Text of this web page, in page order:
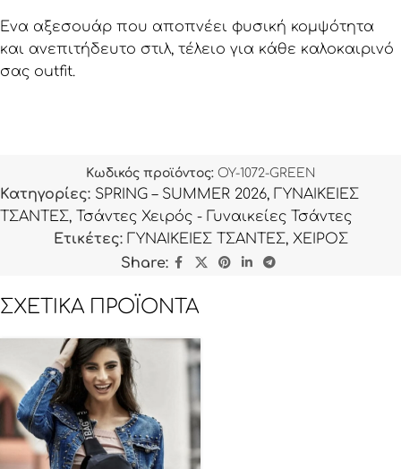
Ένα αξεσουάρ που αποπνέει φυσική κομψότητα
και ανεπιτήδευτο στιλ, τέλειο για κάθε καλοκαιρινό
σας outfit.
Κωδικός προϊόντος: OY-1072-GREEN
Κατηγορίες: SPRING – SUMMER 2026, ΓΥΝΑΙΚΕΙΕΣ
ΤΣΑΝΤΕΣ, Τσάντες Χειρός - Γυναικείες Τσάντες
Ετικέτες: ΓΥΝΑΙΚΕΙΕΣ ΤΣΑΝΤΕΣ, ΧΕΙΡΟΣ
Share:
ΣΧΕΤΙΚΆ ΠΡΟΪΌΝΤΑ